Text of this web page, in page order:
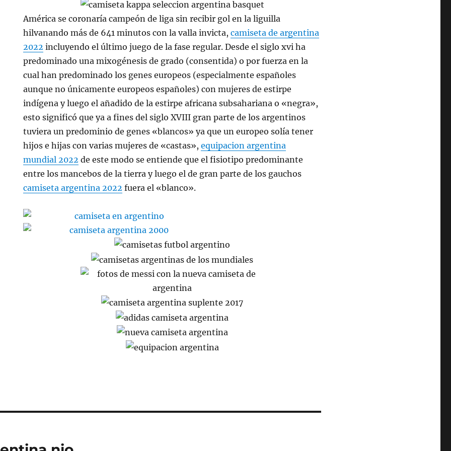
América se coronaría campeón de liga sin recibir gol en la liguilla
hilvanando más de 641 minutos con la valla invicta,camiseta de argentina
2022 incluyendo el último juego de la fase regular. Desde el siglo xvi ha
predominado una mixogénesis de grado (consentida) o por fuerza en la
cual han predominado los genes europeos (especialmente españoles
aunque no únicamente europeos españoles) con mujeres de estirpe
indígena y luego el añadido de la estirpe africana subsahariana o «negra»,
esto significó que ya a fines del siglo XVIII gran parte de los argentinos
tuviera un predominio de genes «blancos» ya que un europeo solía tener
hijos e hijas con varias mujeres de «castas»,equipacion argentina
mundial 2022 de este modo se entiende que el fisiotipo predominante
entre los mancebos de la tierra y luego el de gran parte de los gauchos
camiseta argentina 2022 fuera el «blanco».